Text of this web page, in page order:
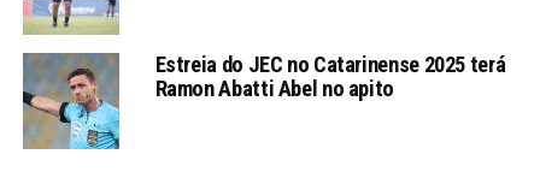
Estreia do JEC no Catarinense 2025 terá
Ramon Abatti Abel no apito